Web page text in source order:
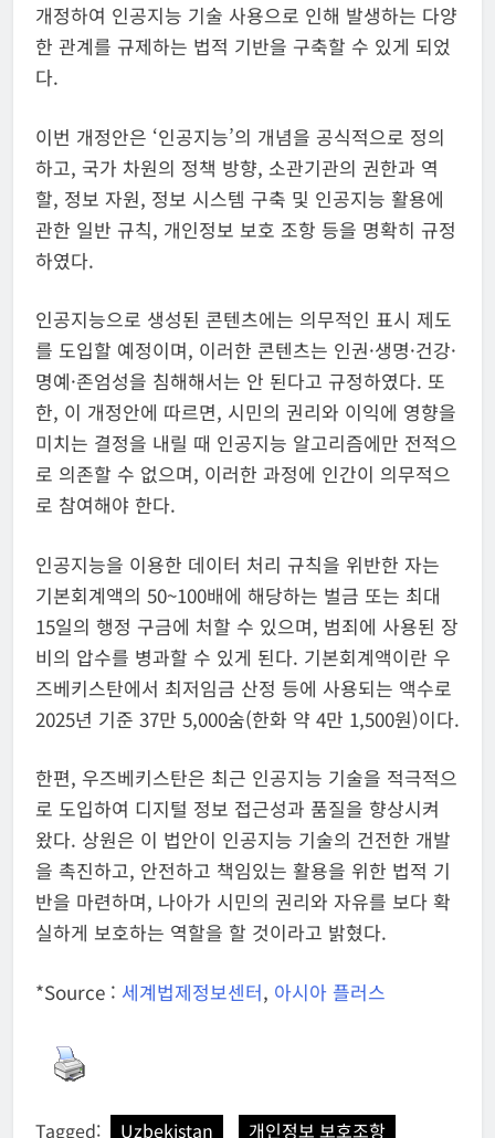
개정하여 인공지능 기술 사용으로 인해 발생하는 다양
한 관계를 규제하는 법적 기반을 구축할 수 있게 되었
다.
이번 개정안은 ‘인공지능’의 개념을 공식적으로 정의
하고, 국가 차원의 정책 방향, 소관기관의 권한과 역
할, 정보 자원, 정보 시스템 구축 및 인공지능 활용에
관한 일반 규칙, 개인정보 보호 조항 등을 명확히 규정
하였다.
인공지능으로 생성된 콘텐츠에는 의무적인 표시 제도
를 도입할 예정이며, 이러한 콘텐츠는 인권·생명·건강·
명예·존엄성을 침해해서는 안 된다고 규정하였다. 또
한, 이 개정안에 따르면, 시민의 권리와 이익에 영향을
미치는 결정을 내릴 때 인공지능 알고리즘에만 전적으
로 의존할 수 없으며, 이러한 과정에 인간이 의무적으
로 참여해야 한다.
인공지능을 이용한 데이터 처리 규칙을 위반한 자는
기본회계액의 50~100배에 해당하는 벌금 또는 최대
15일의 행정 구금에 처할 수 있으며, 범죄에 사용된 장
비의 압수를 병과할 수 있게 된다. 기본회계액이란 우
즈베키스탄에서 최저임금 산정 등에 사용되는 액수로
2025년 기준 37만 5,000숨(한화 약 4만 1,500원)이다.
한편, 우즈베키스탄은 최근 인공지능 기술을 적극적으
로 도입하여 디지털 정보 접근성과 품질을 향상시켜
왔다. 상원은 이 법안이 인공지능 기술의 건전한 개발
을 촉진하고, 안전하고 책임있는 활용을 위한 법적 기
반을 마련하며, 나아가 시민의 권리와 자유를 보다 확
실하게 보호하는 역할을 할 것이라고 밝혔다.
*Source : 세계법제정보센터, 아시아 플러스
Tagged: Uzbekistan 개인정보 보호조항